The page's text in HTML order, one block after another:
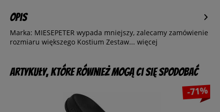
Opis
Marka: MIESEPETER wypada mniejszy, zalecamy zamówienie
rozmiaru większego Kostium Zestaw... więcej
Artykuły, które również mogą Ci się spodobać
-71%